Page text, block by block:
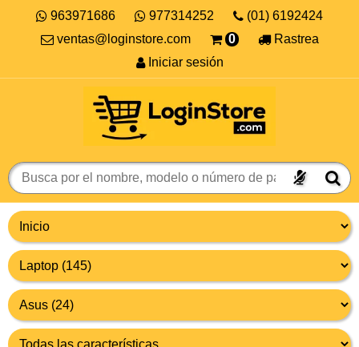
963971686 977314252
(01) 6192424
ventas@loginstore.com
0
Rastrea
Iniciar sesión